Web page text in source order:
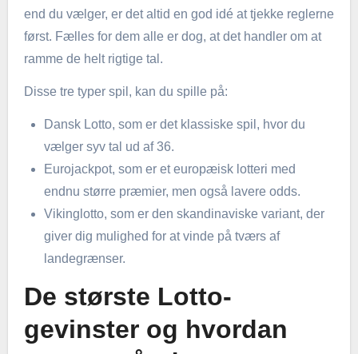
end du vælger, er det altid en god idé at tjekke reglerne
først. Fælles for dem alle er dog, at det handler om at
ramme de helt rigtige tal.
Disse tre typer spil, kan du spille på:
Dansk Lotto, som er det klassiske spil, hvor du
vælger syv tal ud af 36.
Eurojackpot, som er et europæisk lotteri med
endnu større præmier, men også lavere odds.
Vikinglotto, som er den skandinaviske variant, der
giver dig mulighed for at vinde på tværs af
landegrænser.
De største Lotto-
gevinster og hvordan